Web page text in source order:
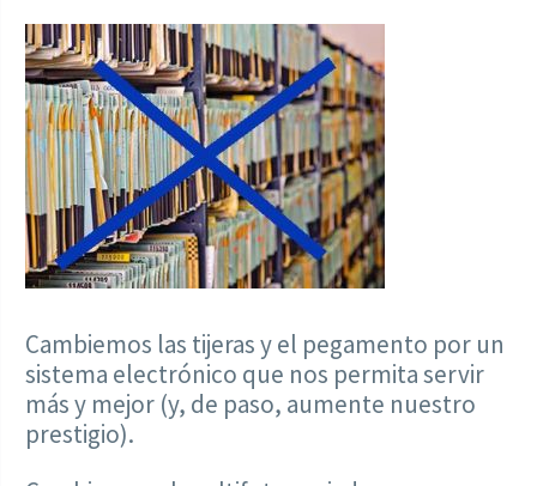
Cambiemos las tijeras y el pegamento por un
sistema electrónico que nos permita servir
más y mejor (y, de paso, aumente nuestro
prestigio).